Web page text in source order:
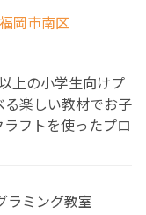
岡市南区
上の小学生向けプ
楽しい教材でお子
フトを使ったプロ
ラミング教室